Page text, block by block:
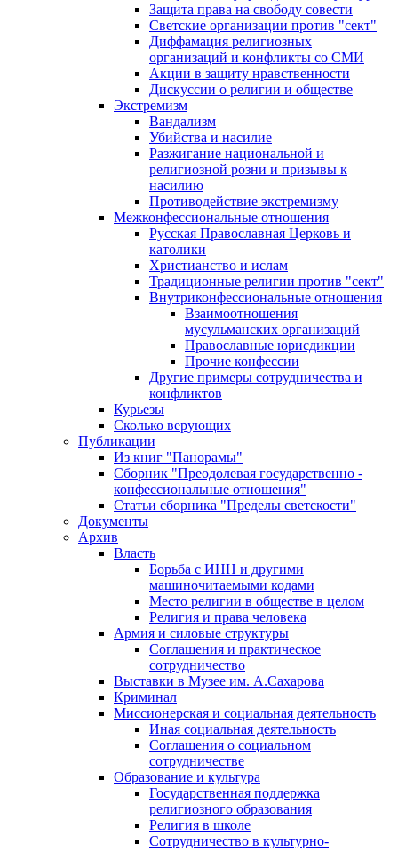
Защита права на свободу совести
Светские организации против "сект"
Диффамация религиозных
организаций и конфликты со СМИ
Акции в защиту нравственности
Дискуссии о религии и обществе
Экстремизм
Вандализм
Убийства и насилие
Разжигание национальной и
религиозной розни и призывы к
насилию
Противодействие экстремизму
Межконфессиональные отношения
Русская Православная Церковь и
католики
Христианство и ислам
Традиционные религии против "сект"
Внутриконфессиональные отношения
Взаимоотношения
мусульманских организаций
Православные юрисдикции
Прочие конфессии
Другие примеры сотрудничества и
конфликтов
Курьезы
Сколько верующих
Публикации
Из книг "Панорамы"
Сборник "Преодолевая государственно -
конфессиональные отношения"
Статьи сборника "Пределы светскости"
Документы
Архив
Власть
Борьба с ИНН и другими
машиночитаемыми кодами
Место религии в обществе в целом
Религия и права человека
Армия и силовые структуры
Соглашения и практическое
сотрудничество
Выставки в Музее им. А.Сахарова
Криминал
Миссионерская и социальная деятельность
Иная социальная деятельность
Соглашения о социальном
сотрудничестве
Образование и культура
Государственная поддержка
религиозного образования
Религия в школе
Сотрудничество в культурно-